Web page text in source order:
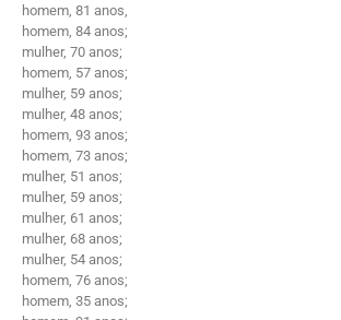
homem, 81 anos,
homem, 84 anos;
mulher, 70 anos;
homem, 57 anos;
mulher, 59 anos;
mulher, 48 anos;
homem, 93 anos;
homem, 73 anos;
mulher, 51 anos;
mulher, 59 anos;
mulher, 61 anos;
mulher, 68 anos;
mulher, 54 anos;
homem, 76 anos;
homem, 35 anos;